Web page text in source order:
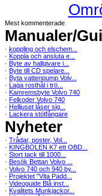
Mest kommenterade
Manualer/
· koppling och elschem...
· Koppla och ansluta e...
· Byte av hallgivare i...
· Byte till CD spelare...
· Byta vattenpump Volv...
· Laga rosthål i trö...
· Kamremsbyte Volvo 740
· Felkoder Volvo 740
· Helljuset låser sig...
· Lackera stötfångare
Nyheter
· Trådar, poster, Vol...
· KINGBOLEN K7 ett OBD...
· Stort tack till 1000...
· Besök Bettan Volvo ...
· Volvo 740 och 940 by...
· Projektet "Vita Padd...
· Videoguide Blå inst...
· Kvalitets Munkjackor...